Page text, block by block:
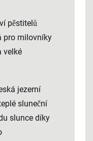
pěstitelů
pro milovníky
velké
jezerní
sluneční
slunce díky